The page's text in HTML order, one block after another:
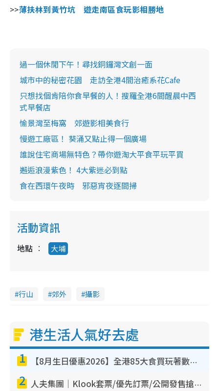
>>薄扶林到黃竹坑 遊走南區食玩影相勝地
過一個休閒下午！尋找銅鑼灣文創一面
城市中的秘密花園 走訪全港4間治癒系花Cafe
只想找個肯陪你食早餐的人！搜羅全港6間醒晨中西
式早餐店
愉景灣至梅窩 郊遊影相美食行
慢遊工廠區！ 葵涌又點止得一個廣場
誰說住宅商場無特色？帶你遊淘大平食平玩平買
邂逅浪漫紫色！ 4大紫迷必到點
食在西環午夜時 邪惡宵夜逐間掃
活動資訊
地點 大埔
行山 郊外 攝影
港生活人氣好去處
1 【8月生日優惠2026】全港85大食買玩著數攻略 自助餐/火鍋放題同行免費＋誠品/DONKI送現金券
2 人夫集團｜Klook套票/優先訂票/公開發售搶飛攻略！附票價.購票連結.場地座位表